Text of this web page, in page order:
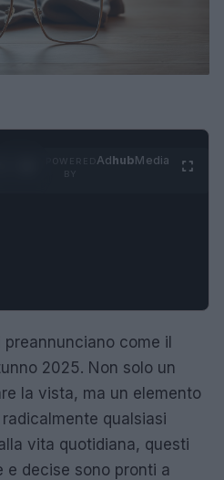
AdhubMedia
preannunciano come il
2025. Non solo un
la vista, ma un elemento
qualsiasi
vita quotidiana, questi
e decise sono pronti a